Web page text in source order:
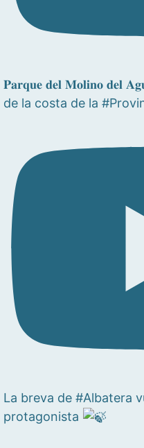
𝐏𝐚𝐫𝐪𝐮𝐞 𝐝𝐞𝐥 𝐌𝐨𝐥𝐢𝐧𝐨 𝐝𝐞𝐥
de la costa de la
La breva de #Albatera
protagonista